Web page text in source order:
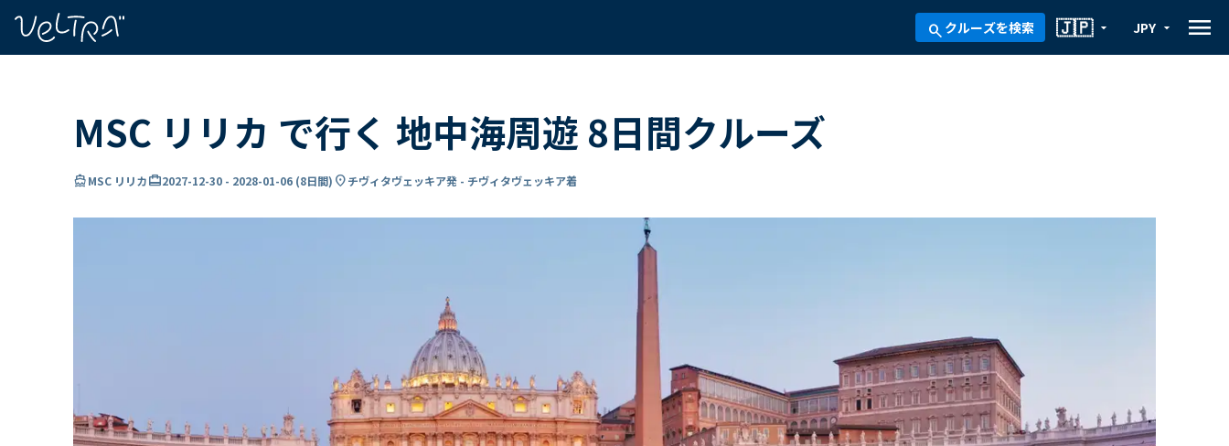
search クルーズを検索 arrow_drop_down
🇯🇵 arrow_drop_down
JPY menu
MSC リリカ で行く 地中海周遊 8日間クルーズ
directions_boatMSC リリカcard_travel2027-12-30 - 2028-01-06 (8日間) location_onチヴィタヴェッキア発 - チヴィタヴェッキア着